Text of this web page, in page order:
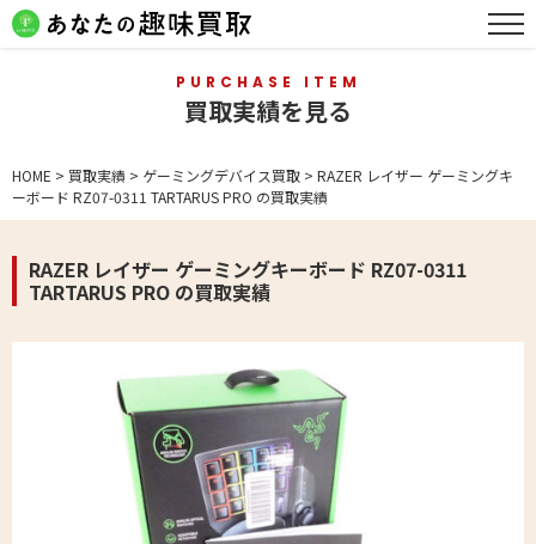
PURCHASE ITEM
買取実績を見る
HOME > 買取実績 > ゲーミングデバイス買取 > RAZER レイザー ゲーミングキ
ーボード RZ07-0311 TARTARUS PRO の買取実績
RAZER レイザー ゲーミングキーボード RZ07-0311
TARTARUS PRO の買取実績